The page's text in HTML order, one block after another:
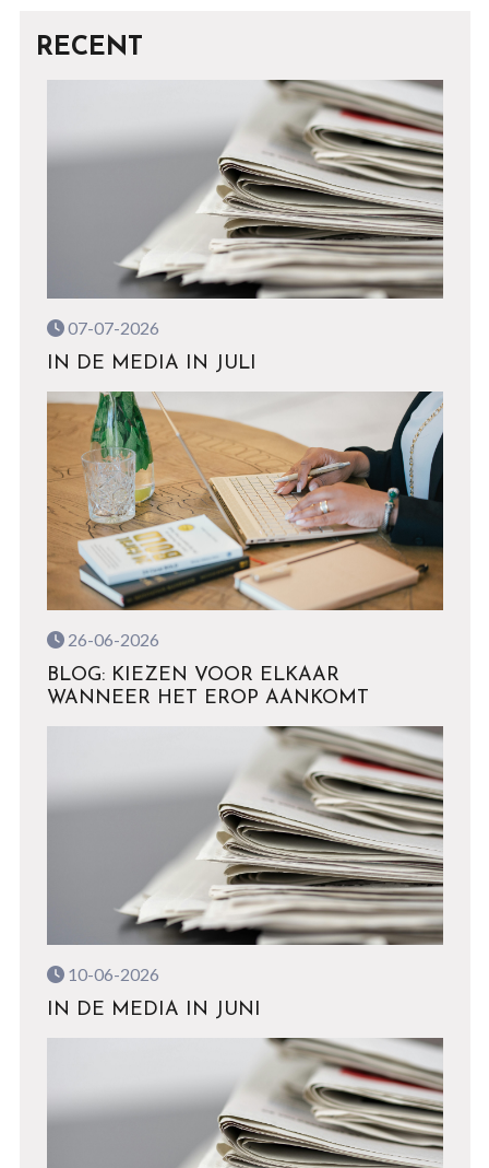
RECENT
07-07-2026
IN DE MEDIA IN JULI
26-06-2026
BLOG: KIEZEN VOOR ELKAAR
WANNEER HET EROP AANKOMT
10-06-2026
IN DE MEDIA IN JUNI